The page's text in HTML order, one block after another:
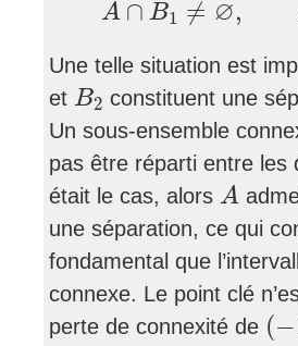
A ∩ B1 ≠ ∅,
Une telle situation est
et B2
B2 constituent une
Un sous-ensemble
pas être réparti entre les
était le cas, alors A
A
une séparation, ce qui
fondamental que
connexe. Le point clé
perte de connexité de (−
(